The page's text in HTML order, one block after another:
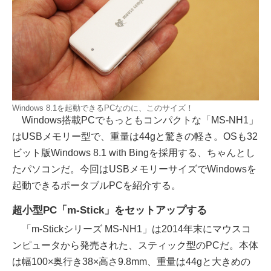
Windows 8.1を起動できるPCなのに、このサイズ！
Windows搭載PCでもっともコンパクトな「MS-NH1」
はUSBメモリー型で、重量は44gと驚きの軽さ。OSも32
ビット版Windows 8.1 with Bingを採用する、ちゃんとし
たパソコンだ。今回はUSBメモリーサイズでWindowsを
起動できるポータブルPCを紹介する。
超小型PC「m-Stick」をセットアップする
「m-Stickシリーズ MS-NH1」は2014年末にマウスコ
ンピュータから発売された、スティック型のPCだ。本体
は幅100×奥行き38×高さ9.8mm、重量は44gと大きめの